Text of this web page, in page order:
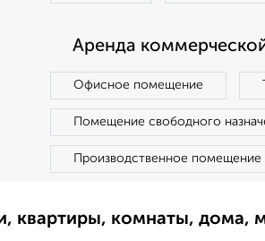
Аренда
Офисное помещение
Помещение свободного
Производственное помещение
квартиры, комнаты, дома,